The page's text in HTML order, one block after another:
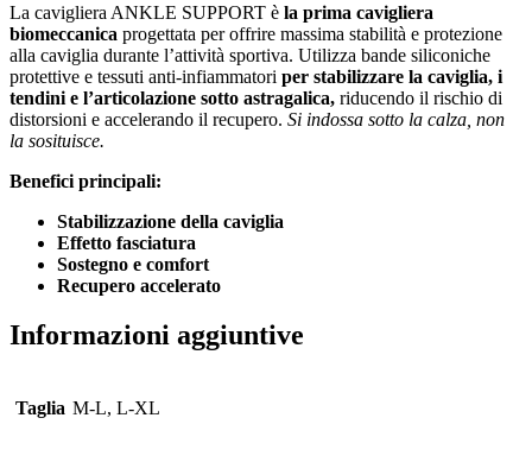
La cavigliera ANKLE SUPPORT è la prima cavigliera
biomeccanica progettata per offrire massima stabilità e protezione
alla caviglia durante l’attività sportiva. Utilizza bande siliconiche
protettive e tessuti anti-infiammatori per stabilizzare la caviglia, i
tendini e l’articolazione sotto astragalica, riducendo il rischio di
distorsioni e accelerando il recupero. Si indossa sotto la calza, non
la sosituisce.
Benefici principali:
Stabilizzazione della caviglia
Effetto fasciatura
Sostegno e comfort
Recupero accelerato
Informazioni aggiuntive
Taglia M-L, L-XL